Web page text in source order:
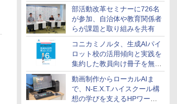
部活動改革セミナーに726名
が参加、自治体や教育関係者
らが課題と取り組みを共有
コニカミノルタ、生成AIパイ
ロット校の活用傾向と実践を
集約した教員向け冊子を無料
公開
動画制作からローカルAIま
で、N-E.X.T.ハイスクール構
想の学びを支えるHPワーク